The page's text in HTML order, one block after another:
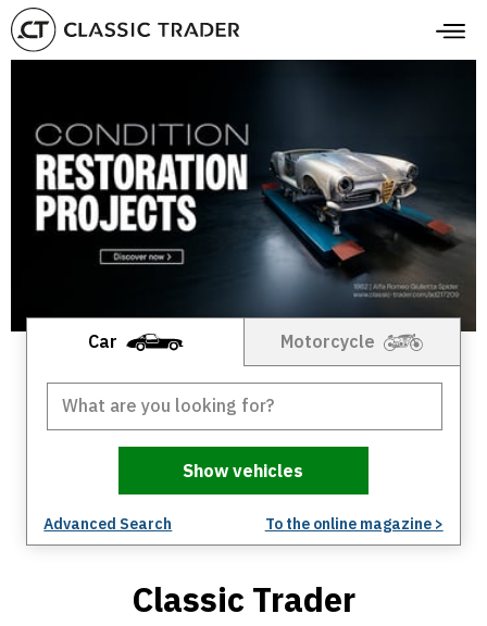
Car Motorcycle
Show vehicles
Advanced Search To the online magazine >
Classic Trader